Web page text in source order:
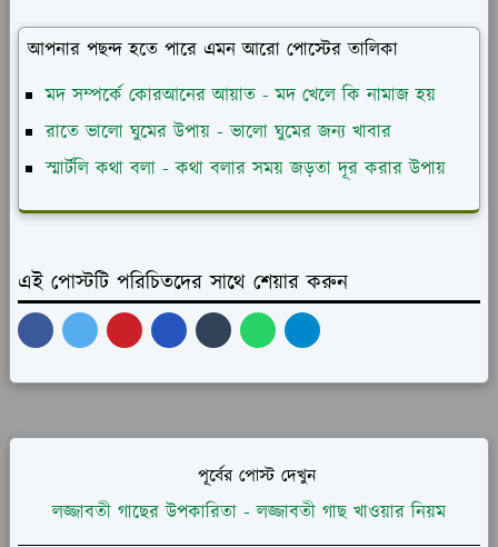
আপনার পছন্দ হতে পারে এমন আরো পোস্টের তালিকা
মদ সম্পর্কে কোরআনের আয়াত - মদ খেলে কি নামাজ হয়
রাতে ভালো ঘুমের উপায় - ভালো ঘুমের জন্য খাবার
স্মার্টলি কথা বলা - কথা বলার সময় জড়তা দূর করার উপায়
এই পোস্টটি পরিচিতদের সাথে শেয়ার করুন
পূর্বের পোস্ট দেখুন
লজ্জাবতী গাছের উপকারিতা - লজ্জাবতী গাছ খাওয়ার নিয়ম